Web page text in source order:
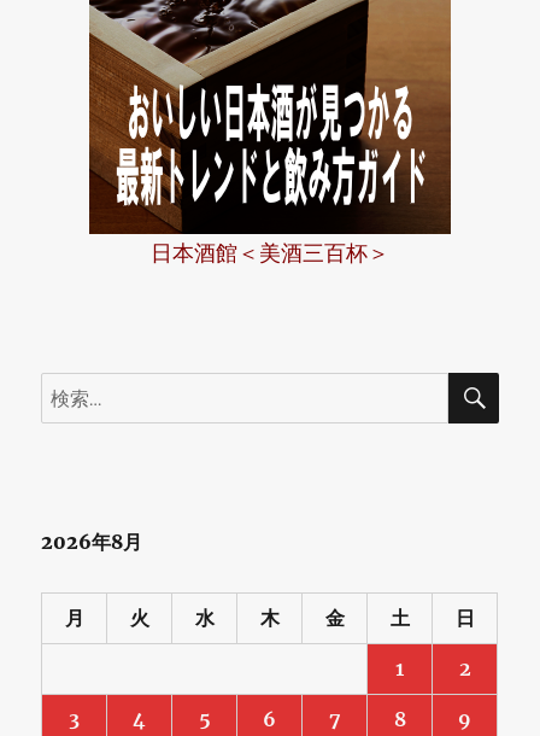
日本酒館＜美酒三百杯＞
検
索:
検
2026年8月
月 火 水 木 金 土 日
1 2
3 4 5 6 7 8 9